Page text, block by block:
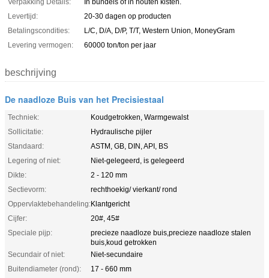
Verpakking Details:
In bundels of in houten kisten.
Levertijd:
20-30 dagen op producten
Betalingscondities:
L/C, D/A, D/P, T/T, Western Union, MoneyGram
Levering vermogen:
60000 ton/ton per jaar
beschrijving
De naadloze Buis van het Precisiestaal
Techniek:
Koudgetrokken, Warmgewalst
Sollicitatie:
Hydraulische pijler
Standaard:
ASTM, GB, DIN, API, BS
Legering of niet:
Niet-gelegeerd, is gelegeerd
Dikte:
2 - 120 mm
Sectievorm:
rechthoekig/ vierkant/ rond
Oppervlaktebehandeling:Klantgericht
Cijfer:
20#, 45#
Speciale pijp:
precieze naadloze buis,precieze naadloze stalen
buis,koud getrokken
Secundair of niet:
Niet-secundaire
Buitendiameter (rond):
17 - 660 mm